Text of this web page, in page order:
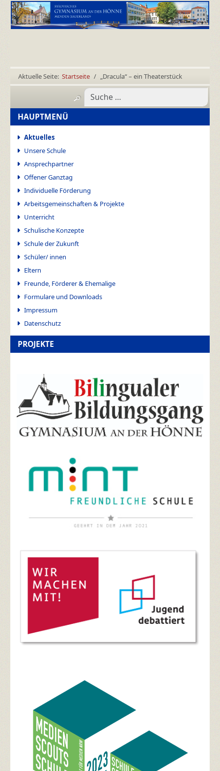
Aktuelle Seite: Startseite „Dracula“ – ein Theaterstück
HAUPTMENÜ
Aktuelles
Unsere Schule
Ansprechpartner
Offener Ganztag
Individuelle Förderung
Arbeitsgemeinschaften & Projekte
Unterricht
Schulische Konzepte
Schule der Zukunft
Schüler/ innen
Eltern
Freunde, Förderer & Ehemalige
Formulare und Downloads
Impressum
Datenschutz
PROJEKTE